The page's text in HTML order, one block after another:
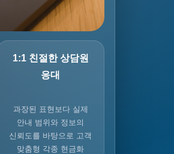
1:1 친절한 상담원
응대
과장된 표현보다 실제
안내 범위와 정보의
신뢰도를 바탕으로 고객
맞춤형 각종 현금화